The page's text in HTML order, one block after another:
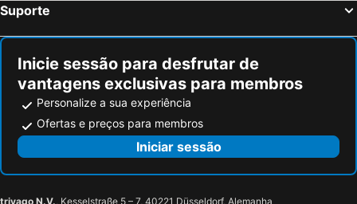
Suporte
Inicie sessão para desfrutar de
vantagens exclusivas para membros
Personalize a sua experiência
Ofertas e preços para membros
Iniciar sessão
trivago N.V., Kesselstraße 5 – 7, 40221 Düsseldorf, Alemanha